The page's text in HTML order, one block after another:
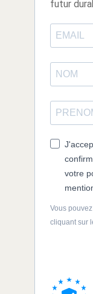
futur
votre
Vous
cliquant sur